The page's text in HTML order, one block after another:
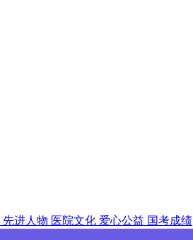
先进人物 医院文化 爱心公益 国考成绩